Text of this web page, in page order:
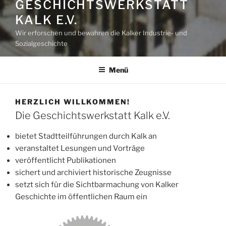
GESCHICHTSWERKSTATT
KALK E.V.
Wir erforschen und bewahren die Kalker Industrie- und
Sozialgeschichte
Menü
HERZLICH WILLKOMMEN!
Die Geschichtswerkstatt Kalk e.V.
bietet Stadtteilführungen durch Kalk an
veranstaltet Lesungen und Vorträge
veröffentlicht Publikationen
sichert und archiviert historische Zeugnisse
setzt sich für die Sichtbarmachung von Kalker
Geschichte im öffentlichen Raum ein